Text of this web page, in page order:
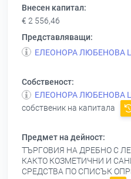
Внесен капитал:
€ 2 556,46
Представляващи:
ЕЛЕОНОРА ЛЮБЕНОВА
Собственост:
ЕЛЕОНОРА ЛЮБЕНОВА
собственик на капитала
Предмет на дейност:
ТЪРГОВИЯ НА ДРЕБНО С
КАКТО КОЗМЕТИЧНИ И
СРЕДСТВА ПО СПИСЪК